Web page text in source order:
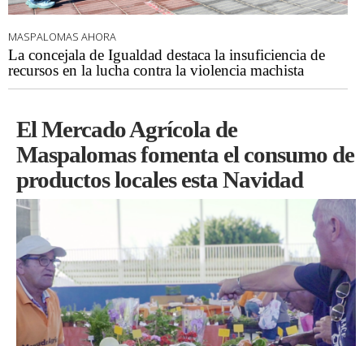
MASPALOMAS AHORA
La concejala de Igualdad destaca la insuficiencia de
recursos en la lucha contra la violencia machista
El Mercado Agrícola de
Maspalomas fomenta el consumo de
productos locales esta Navidad